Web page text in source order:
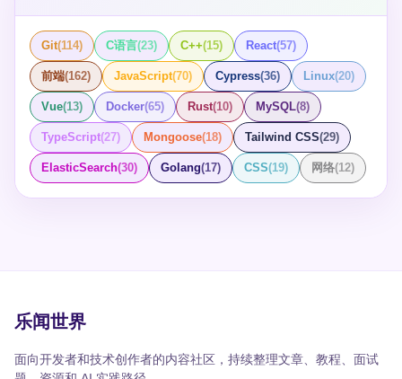
Git(114) C语言(23) C++(15) React(57)
前端(162) JavaScript(70) Cypress(36) Linux(20)
Vue(13) Docker(65) Rust(10) MySQL(8)
TypeScript(27) Mongoose(18) Tailwind CSS(29)
ElasticSearch(30) Golang(17) CSS(19) 网络(12)
乐闻世界
面向开发者和技术创作者的内容社区，持续整理文章、教程、面试